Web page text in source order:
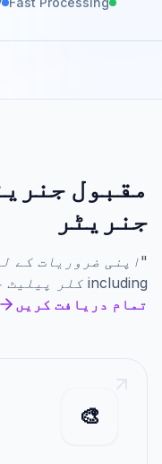
مقبول
جنریٹر
"اپنی ضروریات کے
including کلر پیلیٹ
تمام دریافت کریں
🎨